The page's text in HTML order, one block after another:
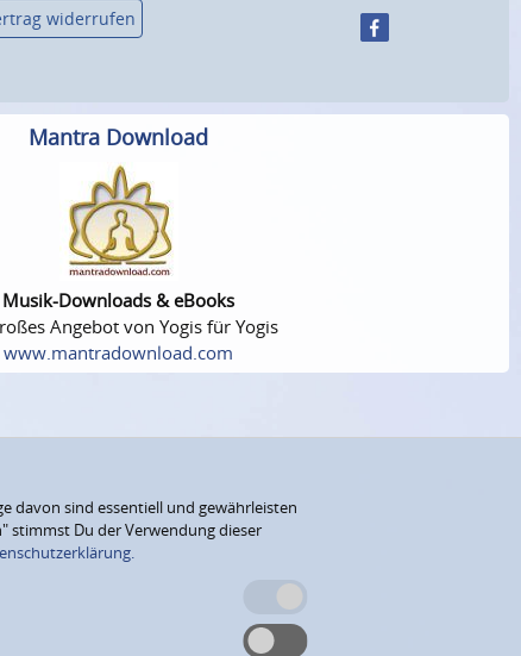
widerrufen
Mantra Download
Musik-Downloads & eBooks
Angebot von Yogis für Yogis
www.mantradownload.com
davon sind essentiell und gewährleisten
stimmst Du der Verwendung dieser